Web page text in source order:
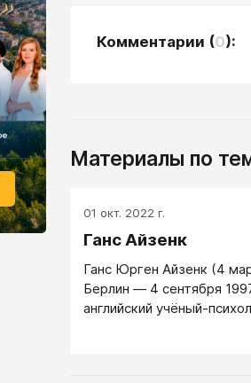
Комментарии (0):
Материалы по
01 окт. 2022 г.
Ганс Айзенк
Ганс Юрген Айзенк (4
Берлин — 4 сентября
английский учёный-